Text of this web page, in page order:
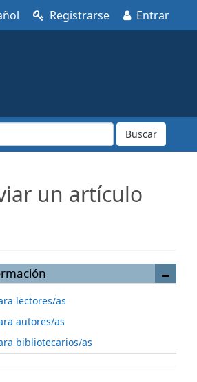
Registrarse Entrar
Buscar
un artículo
lectores/as
autores/as
bibliotecarios/as